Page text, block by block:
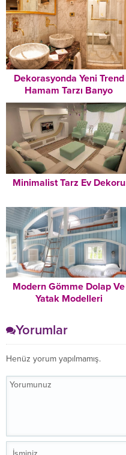
Dekorasyonda Yeni Trend
Hamam Tarzı Banyo
Dekorasyonu Modelleri
Minimalist Tarz Ev Dekoru
Modern Gömme Dolap Ve
Yatak Modelleri
Yorumlar
Henüz yorum yapılmamış.